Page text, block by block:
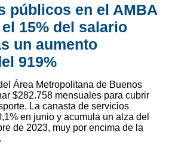
públicos en el AMBA
15% del salario
un aumento
919%
Área Metropolitana de Buenos
$282.758 mensuales para cubrir
La canasta de servicios
en junio y acumula un alza del
de 2023, muy por encima de la